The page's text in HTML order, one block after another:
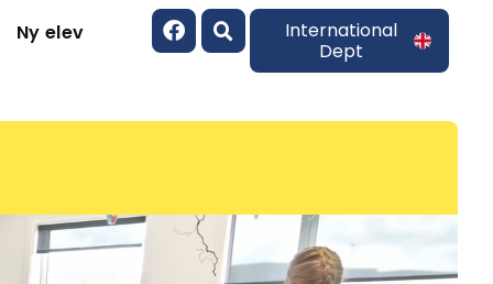
Ny elev
International
Dept